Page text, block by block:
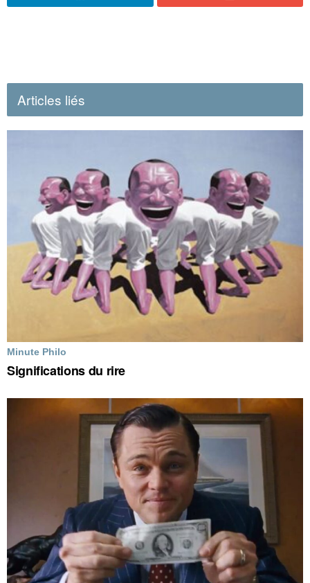
Articles liés
Minute Philo
Significations du rire